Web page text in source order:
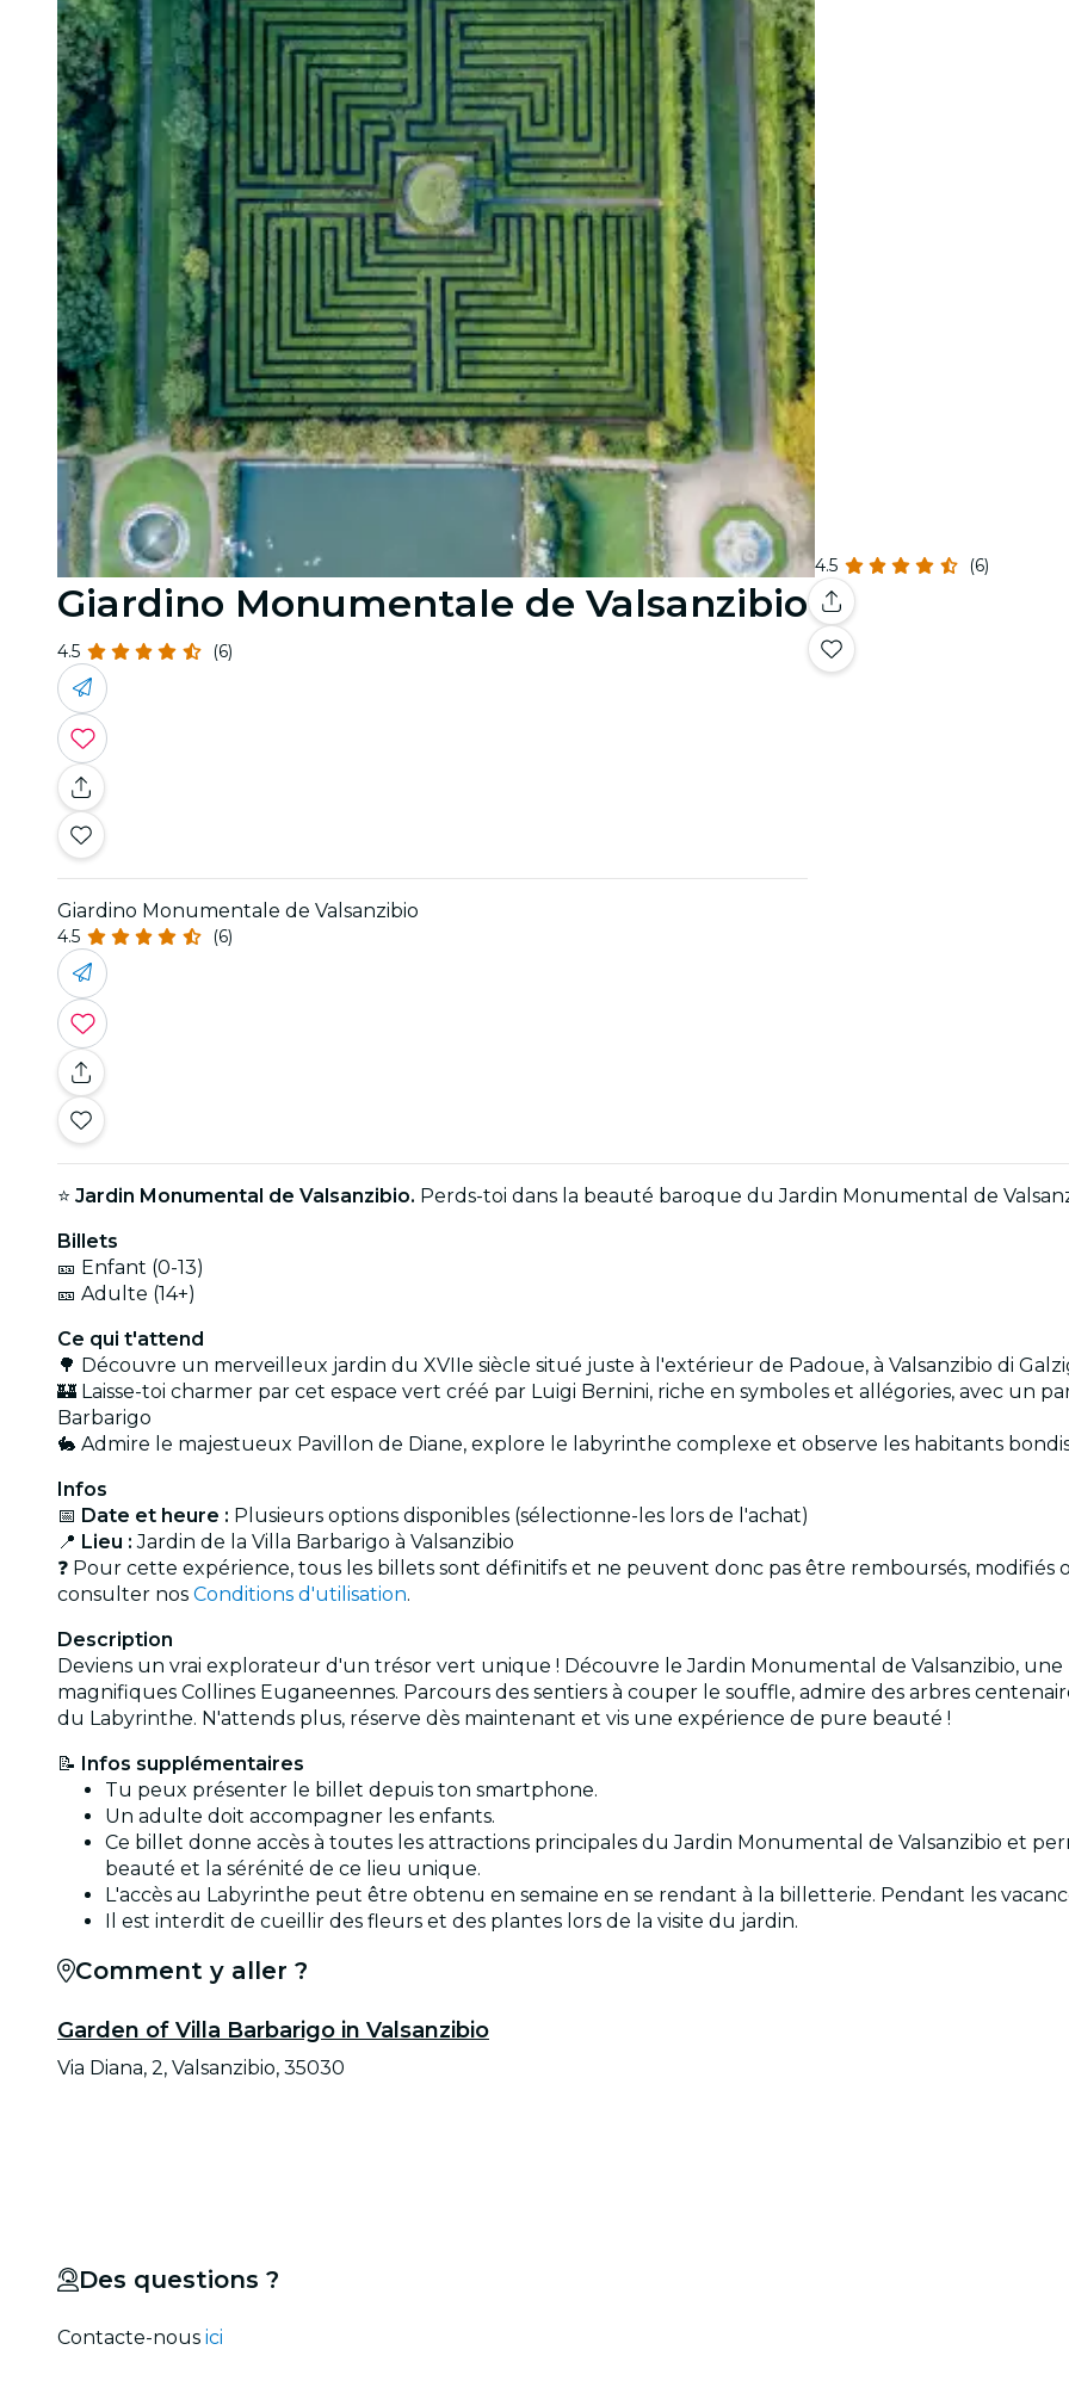
4.5 (6)
Giardino Monumentale de Valsanzibio
4.5 (6)
Giardino Monumentale de Valsanzibio
4.5 (6)
⭐ Jardin Monumental de Valsanzibio. Perds-toi dans la beauté baroque du Jardin Monumental de
Billets
🎫 Enfant (0-13)
🎫 Adulte (14+)
Ce qui t'attend
🌳 Découvre un merveilleux jardin du XVIIe siècle situé juste à l'extérieur de Padoue, à Valsanzibio di
🏰 Laisse-toi charmer par cet espace vert créé par Luigi Bernini, riche en symboles et allégories, avec un
Barbarigo
🐇 Admire le majestueux Pavillon de Diane, explore le labyrinthe complexe et observe les habitants
Infos
📅 Date et heure : Plusieurs options disponibles (sélectionne-les lors de l'achat)
📍 Lieu :Jardin de la Villa Barbarigo à Valsanzibio
❓ Pour cette expérience, tous les billets sont définitifs et ne peuvent donc pas être remboursés,
consulter nos Conditions d'utilisation.
Description
Deviens un vrai explorateur d'un trésor vert unique ! Découvre le Jardin Monumental de Valsanzibio,
magnifiques Collines Euganeennes. Parcours des sentiers à couper le souffle, admire des arbres
du Labyrinthe. N'attends plus, réserve dès maintenant et vis une expérience de pure beauté !
📝 Infos supplémentaires
Tu peux présenter le billet depuis ton smartphone.
Un adulte doit accompagner les enfants.
Ce billet donne accès à toutes les attractions principales du Jardin Monumental de Valsanzibio et
beauté et la sérénité de ce lieu unique.
L'accès au Labyrinthe peut être obtenu en semaine en se rendant à la billetterie. Pendant les
Il est interdit de cueillir des fleurs et des plantes lors de la visite du jardin.
Comment y aller ?
Garden of Villa Barbarigo in Valsanzibio
Via Diana, 2, Valsanzibio, 35030
Des questions ?
Contacte-nous ici